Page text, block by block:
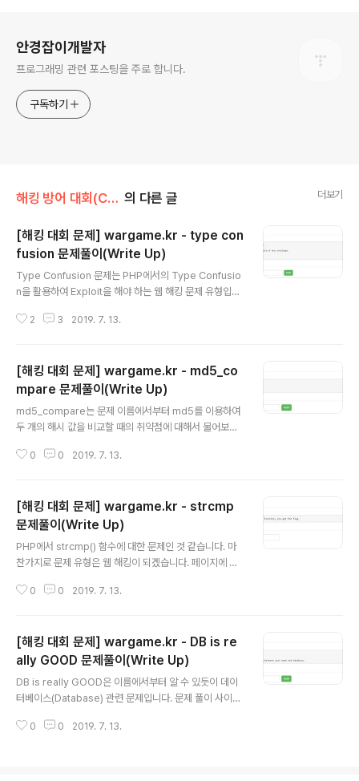
안경잡이개발자
프로그래밍 관련 포스팅을 주로 합니다.
구독하기
해킹 방어 대회(CTF) 의 다른 글 더보기
[해킹 대회 문제] wargame.kr - type con
fusion 문제풀이(Write Up)
Type Confusion 문제는 PHP에서의 Type Confusio
n을 활용하여 Exploit을 해야 하는 웹 해킹 문제 유형입니
이지가 등장합니다. [view-source]를 눌러서 소스코드
를 전달 받아서, 그 json 데이터의 'key'라는 데이터가 서
버에서의 key 데이터와 동일한 경우 플래그(Flag)를 반환
하는 것을 알 수 있습니다. 따라서 사용자가 입력한 데이터
가 JSON 형식으로 서버에 전달이 되는 것으로 이해할 수
[check] 버튼을 누른 경우 submi..
2 3 2019. 7. 13.
[해킹 대회 문제] wargame.kr - md5_co
mpare 문제풀이(Write Up)
md5_compare는 문제 이름에서부터 md5를 이용하여
두 개의 해시 값을 비교할 때의 취약점에 대해서 물어보는
다음과 같이 [view-source] 버튼이 있고, 이를 눌러 PH
ype_alpha() 함수는 모두 알파벳으로 구성되어 있는지
확인합니다. is_numeric() 함수는 모두 숫자로 구성되어
있는지 확인합니다. md5() 함수는 말 그대로 MD5 해시
값을 구하는 함수입니다. 다시 말해 알파벳으로만 구성된
문자열과 숫자로만 구성된 문자열의 MD5 해시값이 같은
경우를 찾으면 됩니다. 이러한 경우는 매우 흔치 않은 경..
0 0 2019. 7. 13.
[해킹 대회 문제] wargame.kr - strcmp
문제풀이(Write Up)
PHP에서 strcmp() 함수에 대한 문제인 것 같습니다. 마
찬가지로 문제 유형은 웹 해킹이 되겠습니다. 페이지에 접
urce] 버튼이 보입니다. 다음과 같이 소스코드를 확인할
입니다. A가 B보다 작으면 음수 값, B가 작으면 양수 값, 그
리고 같은 경우에 0을 반환합니다. 따라서 문제를 해결하
기 위해서는 strcmp() 함수의 결과로 0이라는 값이 출력
되어야 한다는 것을 알 수 있습니다. 특정한 PHP 버전대에
서는 strcmp()의 인자 값으로 배열을 넣는 경우 NULL 값
이 반환된다고 합니다. 또한 PHP에서는 NULL..
0 0 2019. 7. 13.
[해킹 대회 문제] wargame.kr - DB is re
ally GOOD 문제풀이(Write Up)
DB is really GOOD은 이름에서부터 알 수 있듯이 데이
터베이스(Database) 관련 문제입니다. 문제 풀이 사이트
등장합니다. 공백 그대로 접속을 하면, 일종의 채팅방에 접
0 0 2019. 7. 13.